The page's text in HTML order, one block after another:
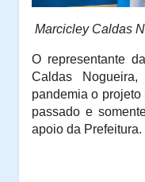
Marcicley Caldas
O representante
Caldas
pandemia o
passado e
apoio da Prefeitura.